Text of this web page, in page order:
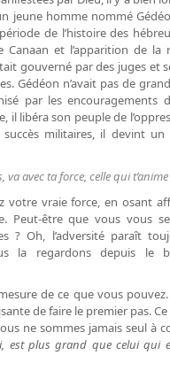
jeune homme nommé
de l’histoire des
Canaan et l’apparition de la
gouverné par des juges et
Gédéon n’avait pas de
par les encouragements
il libéra son peuple de
militaires, il devint un
va avec ta force, celle qui
votre vraie force, en osant
Peut-être que vous vous
? Oh, l’adversité paraît
la regardons depuis le
de ce que vous
de faire le premier pas. Ce
ne sommes jamais seul à
est plus grand que celui qui